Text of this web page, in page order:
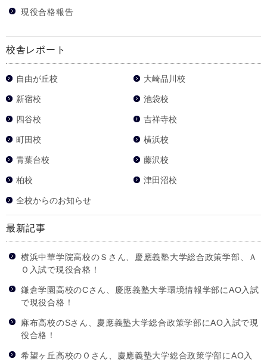
現役合格報告
校舎レポート
自由が丘校 大崎品川校
新宿校 池袋校
四谷校 吉祥寺校
町田校 横浜校
青葉台校 藤沢校
柏校 津田沼校
全校からのお知らせ
最新記事
横浜中華学院高校のＳさん、慶應義塾大学総合政策学部、Ａ
Ｏ入試で現役合格！
鎌倉学園高校のCさん、慶應義塾大学環境情報学部にAO入試
で現役合格！
麻布高校のSさん、慶應義塾大学総合政策学部にAO入試で現
役合格！
希望ヶ丘高校のＯさん、慶應義塾大学総合政策学部にAO入